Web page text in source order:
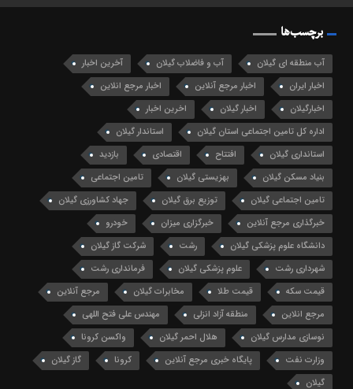
برچسب‌ها
آب منطقه ای گیلان آب و فاضلاب گیلان
آخرین اخبار
اخبار ایران
اخبار مرجع آنلاین
اخبار مرجع انلاین
اخبارگیلان
اخبار گیلان
اخرین اخبار
اداره کل تامین اجتماعی استان گیلان
استاندار گیلان
استانداری گیلان
افتتاح اقتصادی
بازدید
بنیاد مسکن گیلان
بهزیستی گیلان
تامین اجتماعی
تامین اجتماعی گیلان
توزیع برق گیلان
جهاد کشاورزی گیلان
خبرگذاری مرجع آنلاین
خبرگزاری میزان
خودرو
دانشگاه علوم پزشکی گیلان
رشت
شرکت گاز گیلان
شهرداری رشت
علوم پزشکی گیلان
فرمانداری رشت
قیمت سکه
قیمت طلا مخابرات گیلان
مرجع آنلاین
مرجع انلاین
منطقه آزاد انزلی
مهندس علی فتح اللهی
نوسازی مدارس گیلان
هلال احمر گیلان
واکسن کرونا
وزارت نفت
پایگاه خبری مرجع آنلاین کرونا
گاز گیلان
گیلان